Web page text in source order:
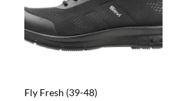
Fly Fresh (39-48)